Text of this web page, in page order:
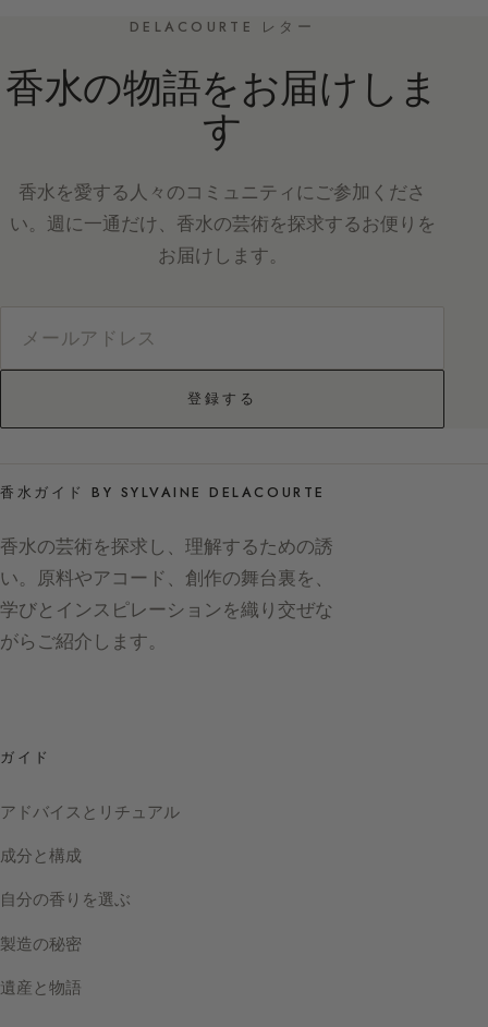
DELACOURTE レター
香水の物語をお届けしま
す
香水を愛する人々のコミュニティにご参加くださ
い。週に一通だけ、香水の芸術を探求するお便りを
お届けします。
登録する
香水ガイド BY SYLVAINE DELACOURTE
香水の芸術を探求し、理解するための誘
い。原料やアコード、創作の舞台裏を、
学びとインスピレーションを織り交ぜな
がらご紹介します。
ガイド
アドバイスとリチュアル
成分と構成
自分の香りを選ぶ
製造の秘密
遺産と物語